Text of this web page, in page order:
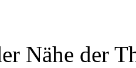
Nähe der